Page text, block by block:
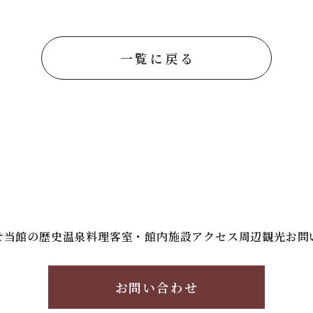
一覧に戻る
当館の歴史温泉料理客室・館内施設アクセス周辺観光お問
お問い合わせ